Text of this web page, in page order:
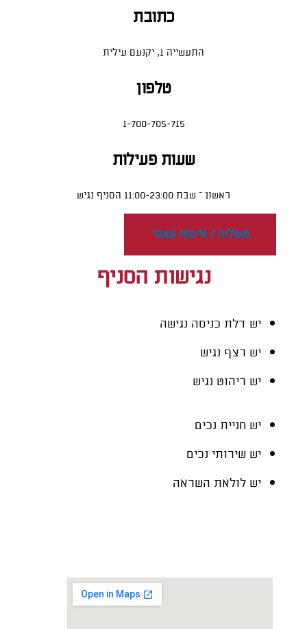
כתובת
התעשייה 1, יקנעם עילית
טלפון
1-700-705-715
שעות פעילות
ראשון – שבת 11:00-23:00 הסניף נגיש
משלוח / איסוף עצמי
נגישות הסניף
יש דלת כניסה נגישה
יש רצף נגיש
יש ריהוט נגיש
יש חניית נכים
יש שירותי נכים
יש לולאת השראה